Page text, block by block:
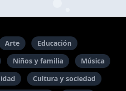
Arte
Educación
Niños y familia
Música
Cultura y sociedad